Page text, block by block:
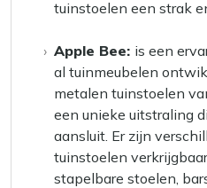
tuinstoelen een strak
Apple Bee: is een
al tuinmeubelen
metalen tuinstoelen
een unieke uitstraling
aansluit. Er zijn
tuinstoelen
stapelbare stoelen,